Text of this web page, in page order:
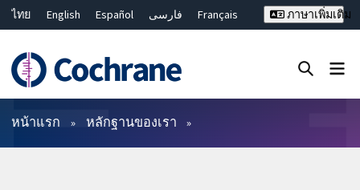
ไทย English Español فارسی
Français
Bahasa Malaysia
繁體中文 简体中文
ภาษาเพิ่มเติม
ตัวกรอง
หน้าแรก หลักฐานของเรา